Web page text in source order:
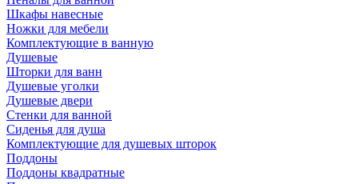
Шкафы навесные
Ножки для мебели
Комплектующие в ванную
Душевые
Шторки для ванн
Душевые уголки
Душевые двери
Стенки для ванной
Сиденья для душа
Комплектующие для душевых шторок
Поддоны
Поддоны квадратные